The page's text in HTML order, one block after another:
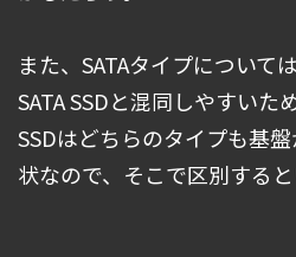
また、SATAタイプについて
SATA SSDと混同しやすいた
SSDはどちらのタイプも基
状なので、そこで区別すると